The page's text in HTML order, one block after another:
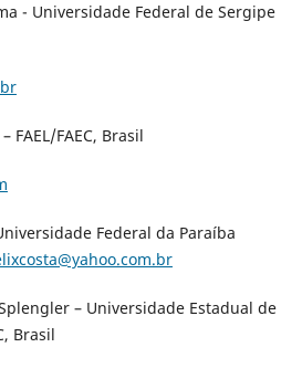
- Universidade Federal de Sergipe
FAEL/FAEC, Brasil
Federal da Paraíba
– Universidade Estadual de
Brasil